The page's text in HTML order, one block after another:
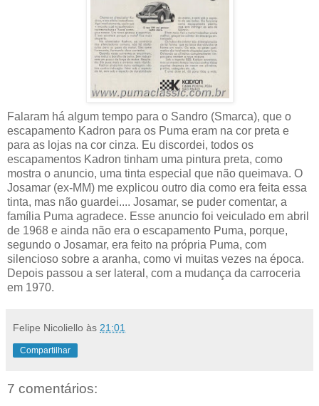
Falaram há algum tempo para o Sandro (Smarca), que o
escapamento Kadron para os Puma eram na cor preta e
para as lojas na cor cinza. Eu discordei, todos os
escapamentos Kadron tinham uma pintura preta, como
mostra o anuncio, uma tinta especial que não queimava. O
Josamar (ex-MM) me explicou outro dia como era feita essa
tinta, mas não guardei.... Josamar, se puder comentar, a
família Puma agradece. Esse anuncio foi veiculado em abril
de 1968 e ainda não era o escapamento Puma, porque,
segundo o Josamar, era feito na própria Puma, com
silencioso sobre a aranha, como vi muitas vezes na época.
Depois passou a ser lateral, com a mudança da carroceria
em 1970.
Felipe Nicoliello às 21:01
Compartilhar
7 comentários: